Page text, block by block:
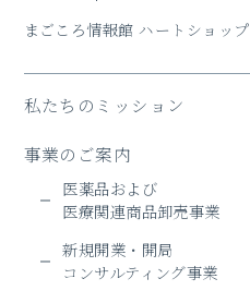
まごころ情報館 ハートショップ
私たちのミッション
事業のご案内
医薬品および
医療関連商品卸売事業
新規開業・開局
コンサルティング事業